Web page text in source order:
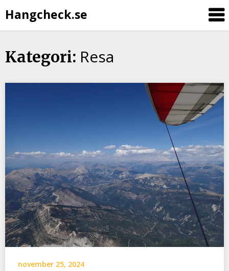
Hangcheck.se
Kategori: Resa
november 25, 2024